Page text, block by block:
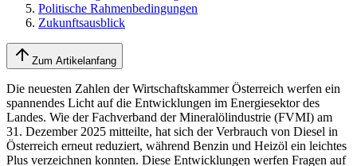
Politische Rahmenbedingungen
Zukunftsausblick
Zum Artikelanfang
Die neuesten Zahlen der Wirtschaftskammer Österreich werfen ein
spannendes Licht auf die Entwicklungen im Energiesektor des
Landes. Wie der Fachverband der Mineralölindustrie (FVMI) am
31. Dezember 2025 mitteilte, hat sich der Verbrauch von Diesel in
Österreich erneut reduziert, während Benzin und Heizöl ein leichtes
Plus verzeichnen konnten. Diese Entwicklungen werfen Fragen auf